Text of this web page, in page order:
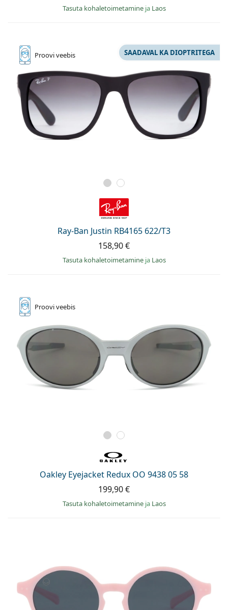
Tasuta kohaletoimetamine ja Laos
Prooviveebis
Ray-Ban Justin RB4165 622/T3
SAADAVAL KA DIOPTRITEGA
158,90 €
Tasuta kohaletoimetamine ja Laos
Prooviveebis
Oakley Eyejacket Redux OO 9438 05 58
199,90 €
Tasuta kohaletoimetamine ja Laos